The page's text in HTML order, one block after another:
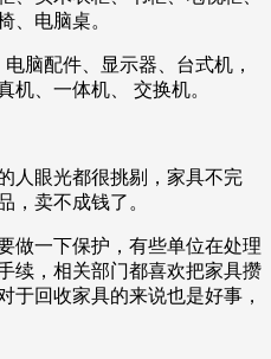
、电脑桌。
脑配件、显示器、台式机，
机、一体机、 交换机。
人眼光都很挑剔，家具不完
，卖不成钱了。
做一下保护，有些单位在处理
续，相关部门都喜欢把家具攒
于回收家具的来说也是好事，